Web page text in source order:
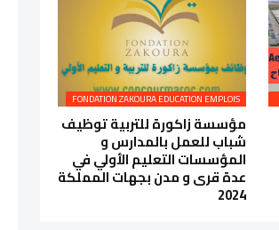
FONDATION ZAKOURA EDUCATION EMPLOIS
مؤسسة زاكورة للتربية توظيف
شباب للعمل بالمدارس و
المؤسسات التعليم الأولي في
عدة قرى و مدن بجهات المملكة
2024